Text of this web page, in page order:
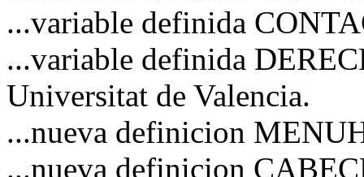
...variable definida
...variable definida
Universitat de Valencia.
...nueva definicion
...nueva definicion